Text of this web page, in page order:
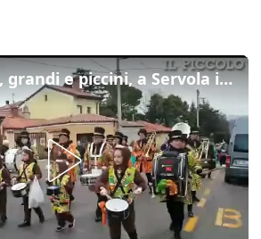
Pagliacci, tigri, grandi e piccini, a Servola impazza il carnevale dei ricreatori